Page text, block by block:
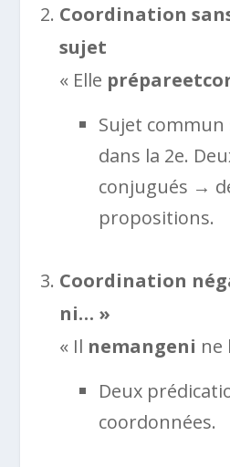
Coordination
sujet
« Elle prépareet
Sujet
dans la 2e.
conjugués →
propositions.
Coordination
ni… »
« Il nemangeni ne
Deux
coordonnées.